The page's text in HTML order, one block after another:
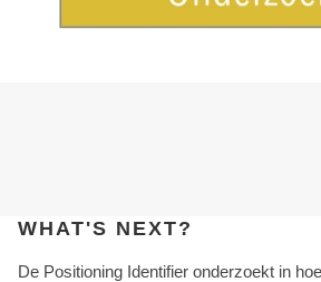
WHAT'S NEXT?
De Positioning Identifier onderzoekt in